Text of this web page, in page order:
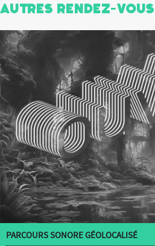
Autres Rendez-Vous
PARCOURS SONORE GÉOLOCALISÉ